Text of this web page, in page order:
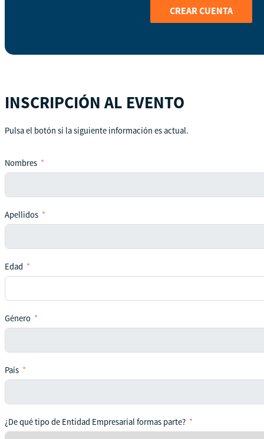
CREAR CUENTA
INSCRIPCIÓN AL EVENTO
Pulsa el botón si la siguiente información es actual.
Nombres
Apellidos
Edad
Género
País
¿De qué tipo de Entidad Empresarial formas parte?